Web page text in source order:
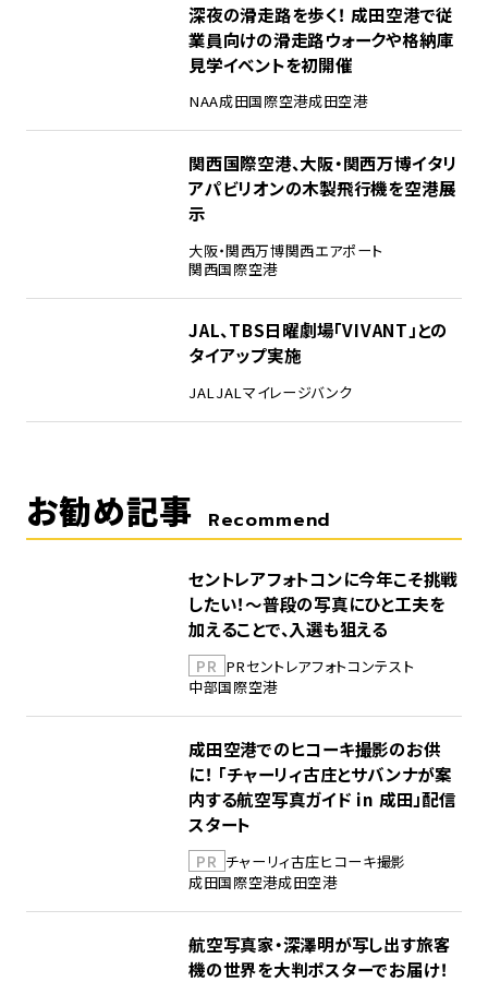
深夜の滑走路を歩く！ 成田空港で従
業員向けの滑走路ウォークや格納庫
見学イベントを初開催
NAA成田国際空港成田空港
関西国際空港、大阪・関西万博イタリ
アパビリオンの木製飛行機を空港展
示
大阪・関西万博関西エアポート
関西国際空港
JAL、TBS日曜劇場「VIVANT」との
タイアップ実施
JALJALマイレージバンク
お勧め記事 Recommend
セントレアフォトコンに今年こそ挑戦
したい！～普段の写真にひと工夫を
加えることで、入選も狙える
PR PRセントレアフォトコンテスト
中部国際空港
成田空港でのヒコーキ撮影のお供
に！ 「チャーリィ古庄とサバンナが案
内する航空写真ガイド in 成田」配信
スタート
PR チャーリィ古庄ヒコーキ撮影
成田国際空港成田空港
航空写真家・深澤明が写し出す旅客
機の世界を大判ポスターでお届け！